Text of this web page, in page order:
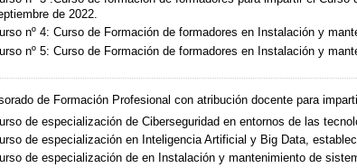
de 2022.
nº 4: Curso de Formación de formadores en Instalación y
nº 5: Curso de Formación de formadores en Instalación y
de Formación Profesional con atribución docente para
de especialización de Ciberseguridad en entornos de las
de especialización en Inteligencia Artificial y Big Data,
de especialización de en Instalación y mantenimiento de